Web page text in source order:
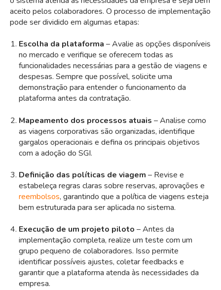
aceito pelos colaboradores. O processo de implementação
pode ser dividido em algumas etapas:
Escolha da plataforma – Avalie as opções disponíveis
no mercado e verifique se oferecem todas as
funcionalidades necessárias para a gestão de viagens e
despesas. Sempre que possível, solicite uma
demonstração para entender o funcionamento da
plataforma antes da contratação.
Mapeamento dos processos atuais – Analise como
as viagens corporativas são organizadas, identifique
gargalos operacionais e defina os principais objetivos
com a adoção do SGI.
Definição das políticas de viagem – Revise e
estabeleça regras claras sobre reservas, aprovações e
reembolsos, garantindo que a política de viagens esteja
bem estruturada para ser aplicada no sistema.
Execução de um projeto piloto – Antes da
implementação completa, realize um teste com um
grupo pequeno de colaboradores. Isso permite
identificar possíveis ajustes, coletar feedbacks e
garantir que a plataforma atenda às necessidades da
empresa.